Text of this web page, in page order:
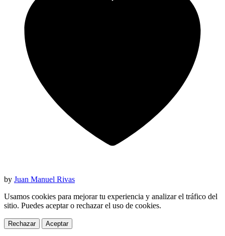
by Juan Manuel Rivas
Usamos cookies para mejorar tu experiencia y analizar el tráfico del
sitio. Puedes aceptar o rechazar el uso de cookies.
Rechazar Aceptar